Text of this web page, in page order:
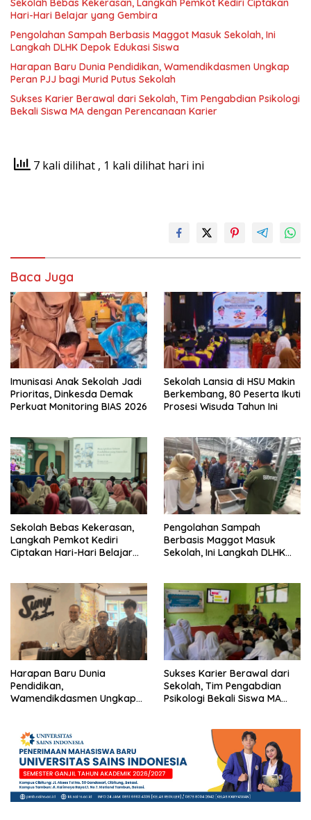
Sekolah Bebas Kekerasan, Langkah Pemkot Kediri Ciptakan
Hari-Hari Belajar yang Gembira
Pengolahan Sampah Berbasis Maggot Masuk Sekolah, Ini
Langkah DLHK Depok Edukasi Siswa
Harapan Baru Dunia Pendidikan, Wamendikdasmen Ungkap
Peran PJJ bagi Murid Putus Sekolah
Sukses Karier Berawal dari Sekolah, Tim Pengabdian Psikologi
Bekali Siswa MA dengan Perencanaan Karier
7 kali dilihat , 1 kali dilihat hari ini
Baca Juga
Imunisasi Anak Sekolah Jadi
Prioritas, Dinkesda Demak
Perkuat Monitoring BIAS 2026
Sekolah Lansia di HSU Makin
Berkembang, 80 Peserta Ikuti
Prosesi Wisuda Tahun Ini
Sekolah Bebas Kekerasan,
Langkah Pemkot Kediri
Ciptakan Hari-Hari Belajar
Pengolahan Sampah
Berbasis Maggot Masuk
Sekolah, Ini Langkah DLHK
Harapan Baru Dunia
Pendidikan,
Wamendikdasmen Ungkap
Sukses Karier Berawal dari
Sekolah, Tim Pengabdian
Psikologi Bekali Siswa MA